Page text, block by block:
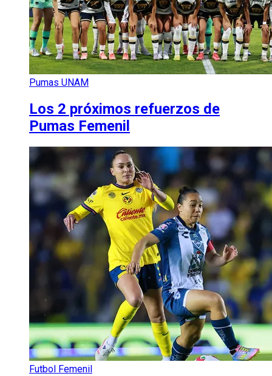
Pumas UNAM
Los 2 próximos refuerzos de
Pumas Femenil
Futbol Femenil